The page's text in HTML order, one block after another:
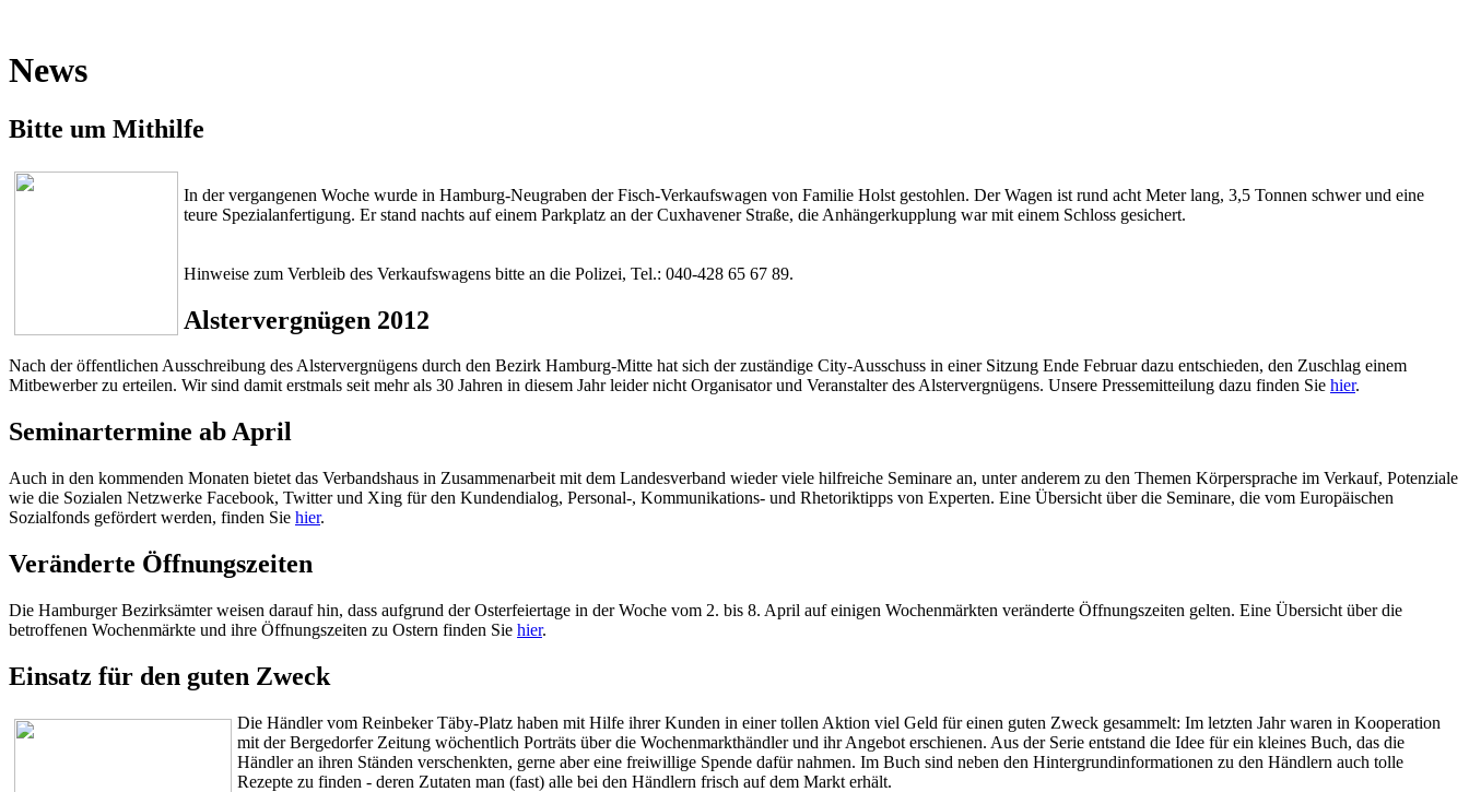
News
Bitte um Mithilfe
In der vergangenen Woche wurde in Hamburg-Neugraben der Fisch-Verkaufswagen von Familie Holst gestohlen. Der Wagen ist rund acht Meter lang, 3,5 Tonnen schwer und eine
teure Spezialanfertigung. Er stand nachts auf einem Parkplatz an der Cuxhavener Straße, die Anhängerkupplung war mit einem Schloss gesichert.
Hinweise zum Verbleib des Verkaufswagens bitte an die Polizei, Tel.: 040-428 65 67 89.
Alstervergnügen 2012
Nach der öffentlichen Ausschreibung des Alstervergnügens durch den Bezirk Hamburg-Mitte hat sich der zuständige City-Ausschuss in einer Sitzung Ende Februar dazu entschieden, den Zuschlag einem
Mitbewerber zu erteilen. Wir sind damit erstmals seit mehr als 30 Jahren in diesem Jahr leider nicht Organisator und Veranstalter des Alstervergnügens. Unsere Pressemitteilung dazu finden Sie hier.
Seminartermine ab April
Auch in den kommenden Monaten bietet das Verbandshaus in Zusammenarbeit mit dem Landesverband wieder viele hilfreiche Seminare an, unter anderem zu den Themen Körpersprache im Verkauf, Potenziale
wie die Sozialen Netzwerke Facebook, Twitter und Xing für den Kundendialog, Personal-, Kommunikations- und Rhetoriktipps von Experten. Eine Übersicht über die Seminare, die vom Europäischen
Sozialfonds gefördert werden, finden Sie hier.
Veränderte Öffnungszeiten
Die Hamburger Bezirksämter weisen darauf hin, dass aufgrund der Osterfeiertage in der Woche vom 2. bis 8. April auf einigen Wochenmärkten veränderte Öffnungszeiten gelten. Eine Übersicht über die
betroffenen Wochenmärkte und ihre Öffnungszeiten zu Ostern finden Sie hier.
Einsatz für den guten Zweck
Die Händler vom Reinbeker Täby-Platz haben mit Hilfe ihrer Kunden in einer tollen Aktion viel Geld für einen guten Zweck gesammelt: Im letzten Jahr waren in Kooperation
mit der Bergedorfer Zeitung wöchentlich Porträts über die Wochenmarkthändler und ihr Angebot erschienen. Aus der Serie entstand die Idee für ein kleines Buch, das die
Händler an ihren Ständen verschenkten, gerne aber eine freiwillige Spende dafür nahmen. Im Buch sind neben den Hintergrundinformationen zu den Händlern auch tolle
Rezepte zu finden - deren Zutaten man (fast) alle bei den Händlern frisch auf dem Markt erhält.